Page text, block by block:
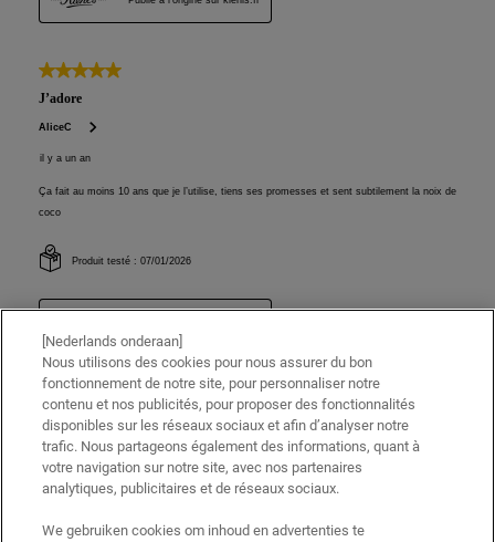
[Nederlands onderaan]
Nous utilisons des cookies pour nous assurer du bon
fonctionnement de notre site, pour personnaliser notre
contenu et nos publicités, pour proposer des fonctionnalités
disponibles sur les réseaux sociaux et afin d’analyser notre
trafic. Nous partageons également des informations, quant à
votre navigation sur notre site, avec nos partenaires
analytiques, publicitaires et de réseaux sociaux.
We gebruiken cookies om inhoud en advertenties te